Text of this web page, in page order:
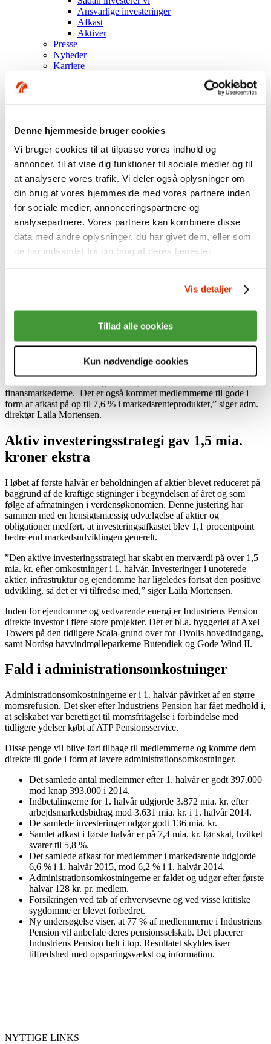
Denne hjemmeside bruger cookies
Vi bruger cookies til at tilpasse vores indhold og
annoncer, til at vise dig funktioner til sociale medier og til
at analysere vores trafik. Vi deler også oplysninger om
din brug af vores hjemmeside med vores partnere inden
for sociale medier, annonceringspartnere og
analysepartnere. Vores partnere kan kombinere disse
data med andre oplysninger, du har givet dem, eller som
de har indsamlet fra din brug af deres tjenester.
Vis detaljer
Tillad alle cookies
Kun nødvendige cookies
Ansvarlige investeringer
Afkast
Aktiver
Presse
Nyheder
Karriere
Aktiv investeringsstrategi sikrer merafkast på 1,5 mia. kroner, mens
højere beskæftigelse i industrien giver medlemsfremgang og højere
indbetalinger.
25.08.15
Meget er gået i den
rigtige retning for
Industriens Pension i
første halvår af 2015.
Der var
medlemsfremgang,
skabt et afkast på 5,8 % (før skat).
”Vi er tilfredse med udviklingen efter første halvår og forventer de
samlede indbetalinger vil lande på ca. 7 mia. kr. i 2015.
værdiskabende investeringsstrategi, der tilpasser sig udsvingene på
finansmarkederne. Det er også kommet medlemmerne til gode i
form af afkast på op til 7,6 % i markedsrenteproduktet,” siger adm.
direktør Laila Mortensen.
Aktiv investeringsstrategi gav 1,5 mia.
kroner ekstra
I løbet af første halvår er beholdningen af aktier blevet reduceret på
baggrund af de kraftige stigninger i begyndelsen af året og som
følge af afmatningen i verdensøkonomien. Denne justering har
sammen med en hensigtsmæssig udvælgelse af aktier og
obligationer medført, at investeringsafkastet blev 1,1 procentpoint
bedre end markedsudviklingen generelt.
”Den aktive investeringsstrategi har skabt en merværdi på over 1,5
mia. kr. efter omkostninger i 1. halvår. Investeringer i unoterede
aktier, infrastruktur og ejendomme har ligeledes fortsat den positive
udvikling, så det er vi tilfredse med,” siger Laila Mortensen.
Inden for ejendomme og vedvarende energi er Industriens Pension
direkte investor i flere store projekter. Det er bl.a. byggeriet af Axel
Towers på den tidligere Scala-grund over for Tivolis hovedindgang,
samt Nordsø havvindmølleparkerne Butendiek og Gode Wind II.
Fald i administrationsomkostninger
Administrationsomkostningerne er i 1. halvår påvirket af en større
momsrefusion. Det sker efter Industriens Pension har fået medhold i,
at selskabet var berettiget til momsfritagelse i forbindelse med
tidligere ydelser købt af ATP Pensionsservice.
Disse penge vil blive ført tilbage til medlemmerne og komme dem
direkte til gode i form af lavere administrationsomkostninger.
Det samlede antal medlemmer efter 1. halvår er godt 397.000
mod knap 393.000 i 2014.
Indbetalingerne for 1. halvår udgjorde 3.872 mia. kr. efter
arbejdsmarkedsbidrag mod 3.631 mia. kr. i 1. halvår 2014.
De samlede investeringer udgør godt 136 mia. kr.
Samlet afkast i første halvår er på 7,4 mia. kr. før skat, hvilket
svarer til 5,8 %.
Det samlede afkast for medlemmer i markedsrente udgjorde
6,6 % i 1. halvår 2015, mod 6,2 % i 1. halvår 2014.
Administrationsomkostningerne er faldet og udgør efter første
halvår 128 kr. pr. medlem.
Forsikringen ved tab af erhvervsevne og ved visse kritiske
sygdomme er blevet forbedret.
Ny undersøgelse viser, at 77 % af medlemmerne i Industriens
Pension vil anbefale deres pensionsselskab. Det placerer
Industriens Pension helt i top. Resultatet skyldes især
tilfredshed med opsparingsvækst og information.
NYTTIGE LINKS